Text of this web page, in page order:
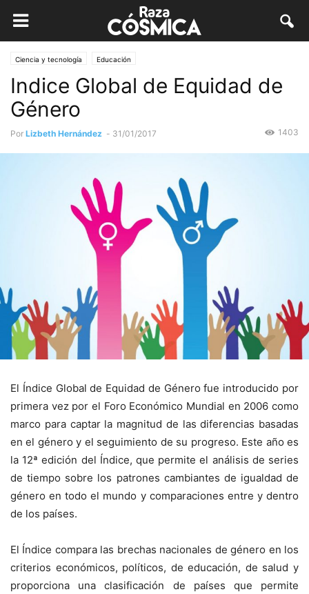
Ciencia y tecnología Educación
Indice Global de Equidad de
Género
Por Lizbeth Hernández - 31/01/2017 1403
El Índice Global de Equidad de Género fue introducido por
primera vez por el Foro Económico Mundial en 2006 como
marco para captar la magnitud de las diferencias basadas
en el género y el seguimiento de su progreso. Este año es
la 12ª edición del Índice, que permite el análisis de series
de tiempo sobre los patrones cambiantes de igualdad de
género en todo el mundo y comparaciones entre y dentro
de los países.
El Índice compara las brechas nacionales de género en los
criterios económicos, políticos, de educación, de salud y
proporciona una clasificación de países que permite